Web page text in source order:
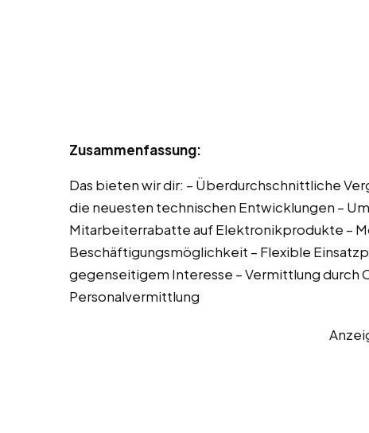
Zusammenfassung:
Das bieten wir dir: – Überdurchschnittliche
die neuesten technischen Entwicklungen –
Mitarbeiterrabatte auf Elektronikprodukte –
Beschäftigungsmöglichkeit – Flexible
gegenseitigem Interesse – Vermittlung durch
Personalvermittlung